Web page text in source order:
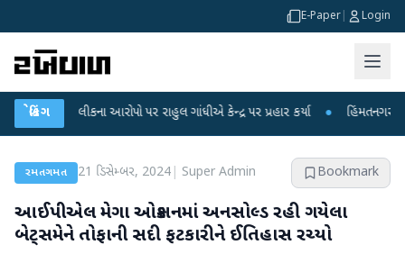
E-Paper Login
બ્રેકિંગ
લીકના આરોપો પર રાહુલ ગાંધીએ કેન્દ્ર પર પ્રહાર કર્યા ● હિંમતનગરમાં
રમતગમત 21 ડિસેમ્બર, 2024| Super Admin Bookmark
આઈપીએલ મેગા ઓક્શનમાં અનસોલ્ડ રહી ગયેલા
બેટ્સમેને તોફાની સદી ફટકારીને ઈતિહાસ રચ્યો